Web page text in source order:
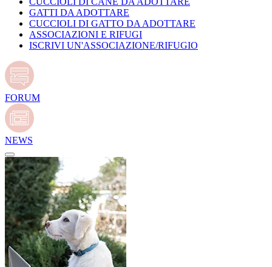
GATTI DA ADOTTARE
CUCCIOLI DI GATTO DA ADOTTARE
ASSOCIAZIONI E RIFUGI
ISCRIVI UN'ASSOCIAZIONE/RIFUGIO
FORUM
NEWS